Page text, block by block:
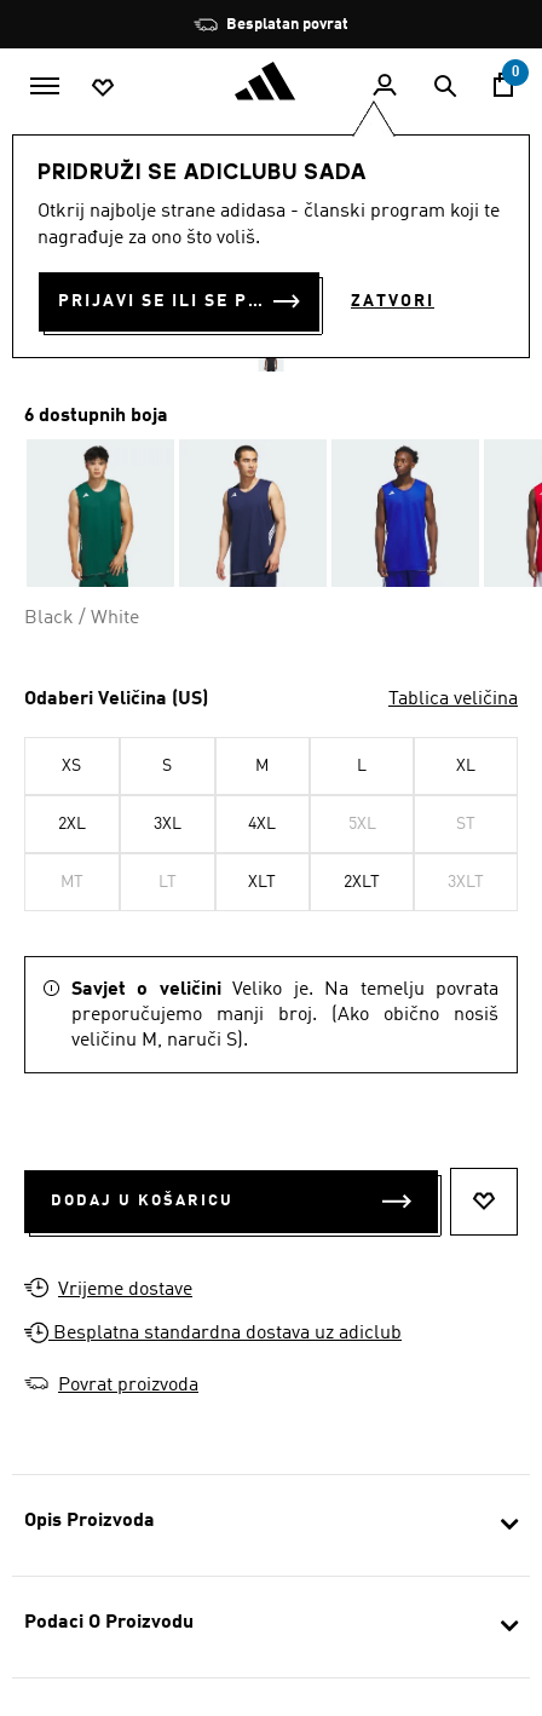
Zaustavi
rotaciju
Besplatan povrat
0
PRIDRUŽI SE ADICLUBU SADA
Otkrij najbolje strane adidasa - članski program koji te
nagrađuje za ono što voliš.
PRIJAVI SE ILI SE PRIDRUŽI SADA ZATVORI
Opis Proizvoda
Podaci O Proizvodu
DRES 3G SPEED REVERSIBLE
BASKETBALL AEROREADY
6 dostupnih boja
Black / White
Odaberi Veličina (US) Tablica veličina
XS S M L XL
2XL 3XL 4XL 5XL ST
MT LT XLT 2XLT 3XLT
Savjet o veličiniVeliko je. Na temelju povrata
preporučujemo manji broj. (Ako obično nosiš
veličinu M, naruči S).
DODAJ U KOŠARICU
Vrijeme dostave
Besplatna standardna dostava uz adiclub
Povrat proizvoda